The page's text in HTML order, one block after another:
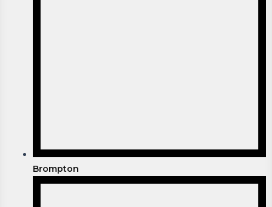
Brompton